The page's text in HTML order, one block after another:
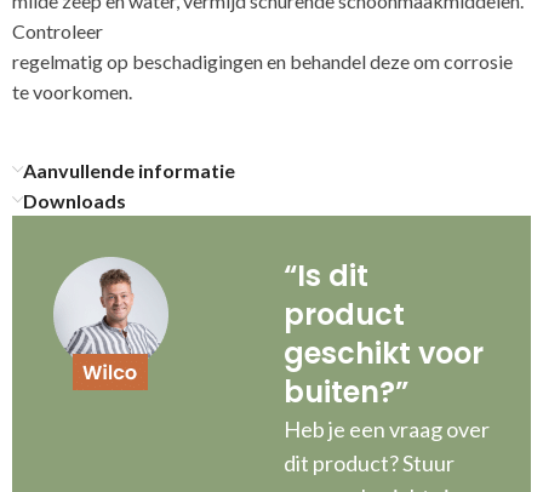
Controleer
regelmatig op beschadigingen en behandel deze om corrosie
te voorkomen.
Aanvullende informatie
Downloads
“Is dit
product
geschikt voor
buiten?”
Heb je een vraag over
dit product? Stuur